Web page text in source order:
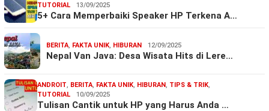
TUTORIAL
13/09/2025
5+ Cara Memperbaiki Speaker HP Terkena A…
BERITA, FAKTA UNIK, HIBURAN 12/09/2025
Nepal Van Java: Desa Wisata Hits di Lere…
ANDROIT, BERITA, FAKTA UNIK, HIBURAN, TIPS & TRIK,
TUTORIAL
10/09/2025
Tulisan Cantik untuk HP yang Harus Anda …